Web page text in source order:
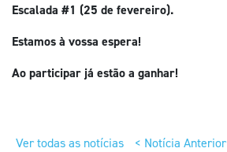
Escalada #1 (25 de fevereiro).
Estamos à vossa espera!
Ao participar já estão a ganhar!
Ver todas as notícias < Notícia Anterior